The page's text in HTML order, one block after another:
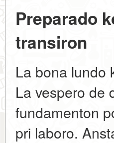
Preparado
transiron
La bona lundo
La vespero de
fundamenton
pri laboro.